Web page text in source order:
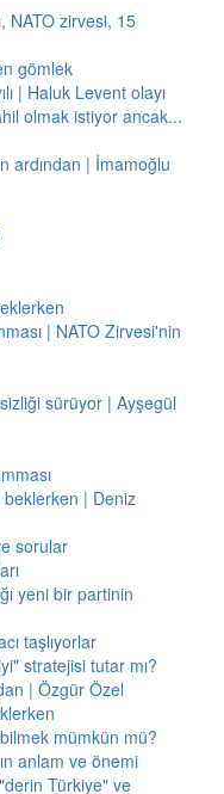
NATO zirvesi, 15
gömlek
| Haluk Levent olayı
olmak istiyor ancak...
ardından | İmamoğlu
| NATO Zirvesi'nin
sürüyor | Ayşegül
beklerken | Deniz
sorular
yeni bir partinin
taşlıyorlar
stratejisi tutar mı?
| Özgür Özel
mümkün mü?
anlam ve önemi
Türkiye" ve